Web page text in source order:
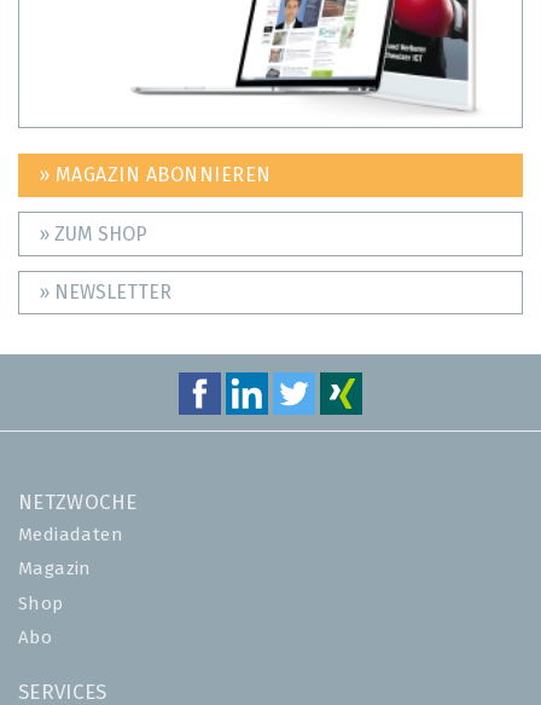
» MAGAZIN ABONNIEREN
» ZUM SHOP
» NEWSLETTER
NETZWOCHE
Mediadaten
Magazin
Shop
Abo
SERVICES